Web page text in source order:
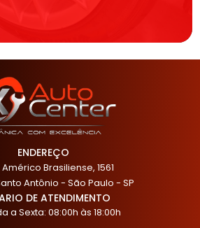
ENDEREÇO
Brasiliense, 1561
Antônio - São Paulo - SP
DE ATENDIMENTO
a Sexta: 08:00h às 18:00h